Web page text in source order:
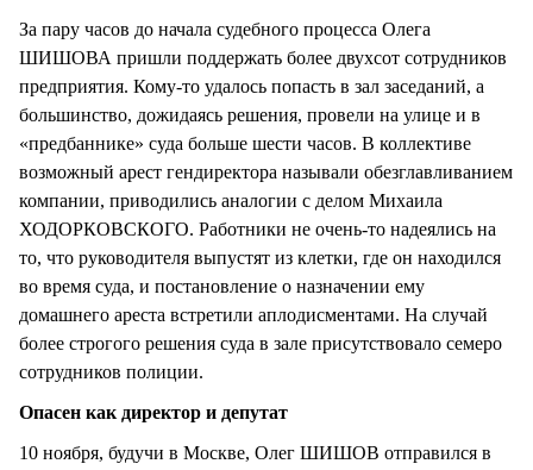
За пару часов до начала судебного процесса Олега
ШИШОВА пришли поддержать более двухсот сотрудников
предприятия. Кому-то удалось попасть в зал заседаний, а
большинство, дожидаясь решения, провели на улице и в
«предбаннике» суда больше шести часов. В коллективе
возможный арест гендиректора называли обезглавливанием
компании, приводились аналогии с делом Михаила
ХОДОРКОВСКОГО. Работники не очень-то надеялись на
то, что руководителя выпустят из клетки, где он находился
во время суда, и постановление о назначении ему
домашнего ареста встретили аплодисментами. На случай
более строгого решения суда в зале присутствовало семеро
сотрудников полиции.
Опасен как директор и депутат
10 ноября, будучи в Москве, Олег ШИШОВ отправился в